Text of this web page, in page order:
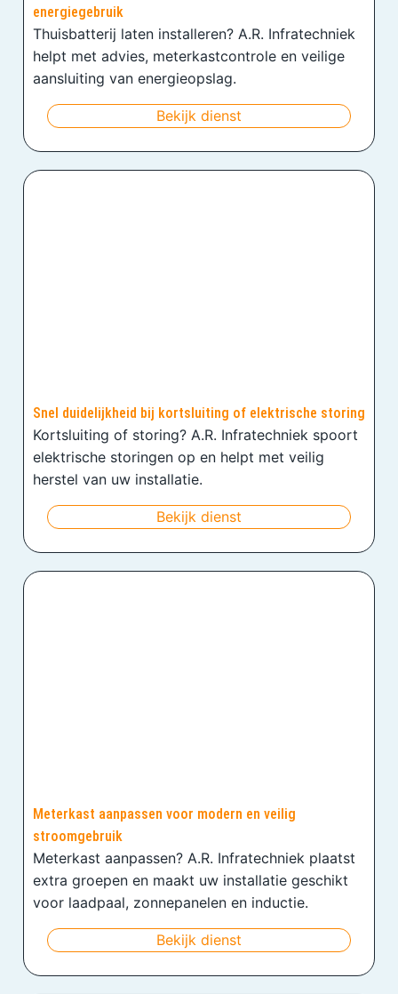
energiegebruik
Thuisbatterij laten installeren? A.R. Infratechniek
helpt met advies, meterkastcontrole en veilige
aansluiting van energieopslag.
Bekijk dienst
Snel duidelijkheid bij kortsluiting of elektrische storing
Kortsluiting of storing? A.R. Infratechniek spoort
elektrische storingen op en helpt met veilig
herstel van uw installatie.
Bekijk dienst
Meterkast aanpassen voor modern en veilig
stroomgebruik
Meterkast aanpassen? A.R. Infratechniek plaatst
extra groepen en maakt uw installatie geschikt
voor laadpaal, zonnepanelen en inductie.
Bekijk dienst